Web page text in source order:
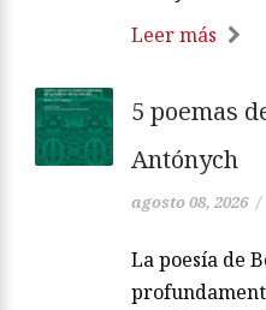
Leer más
5 poemas
Antónych
agosto 08, 2026 /
La poesía de